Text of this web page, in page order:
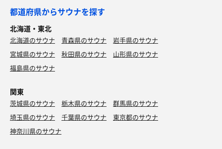
サーロインステーキ400g+ライス
ガッツリとくらいました🥩
都道府県からサウナを探す
北海道・東北
北海道のサウナ 青森県のサウナ
岩手県のサウナ
宮城県のサウナ
秋田県のサウナ
山形県のサウナ
福島県のサウナ
関東
茨城県のサウナ 栃木県のサウナ
群馬県のサウナ
埼玉県のサウナ
千葉県のサウナ
東京都のサウナ
神奈川県のサウナ